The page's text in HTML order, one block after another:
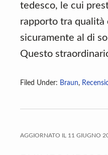
tedesco, le cui
rapporto tra qualità
sicuramente al di
Questo
Filed Under: Braun,
AGGIORNATO IL 11 GIUGNO